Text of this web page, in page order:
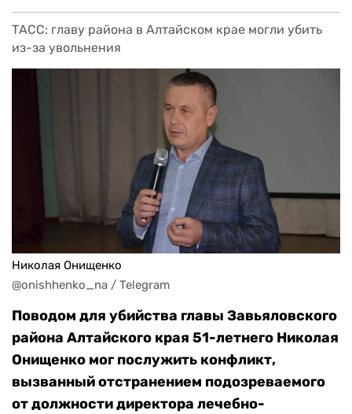
ТАСС: главу района в Алтайском крае могли убить
из-за увольнения
Николая Онищенко
@onishhenko_na / Telegram
Поводом для убийства главы Завьяловского
района Алтайского края 51-летнего Николая
Онищенко мог послужить конфликт,
вызванный отстранением подозреваемого
от должности директора лечебно-